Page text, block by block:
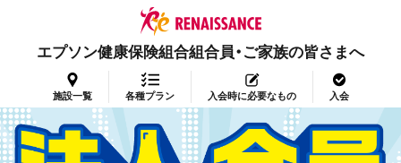
エプソン健康保険組合組合員・ご家族の皆さまへ
施設一覧 各種プラン 入会時に必要なもの 入会